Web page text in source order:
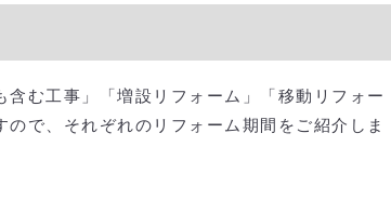
む工事」「増設リフォーム」「移動リフォー
で、それぞれのリフォーム期間をご紹介しま